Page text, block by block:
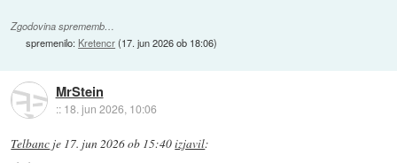
Zgodovina sprememb…
spremenilo: Kretencr(17. jun 2026 ob 18:06)
MrStein
:: 18. jun 2026, 10:06
Telbanc je 17. jun 2026 ob 15:40izjavil: